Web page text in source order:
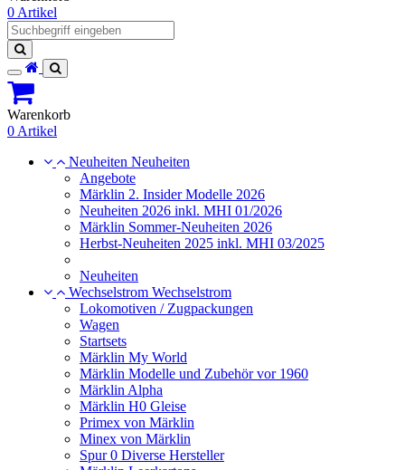
0 Artikel
Suchen
Toggle
navigation
Warenkorb
0 Artikel
Neuheiten Neuheiten
Angebote
Märklin 2. Insider Modelle 2026
Neuheiten 2026 inkl. MHI 01/2026
Märklin Sommer-Neuheiten 2026
Herbst-Neuheiten 2025 inkl. MHI 03/2025
Neuheiten
Wechselstrom Wechselstrom
Lokomotiven / Zugpackungen
Wagen
Startsets
Märklin My World
Märklin Modelle und Zubehör vor 1960
Märklin Alpha
Märklin H0 Gleise
Primex von Märklin
Minex von Märklin
Spur 0 Diverse Hersteller